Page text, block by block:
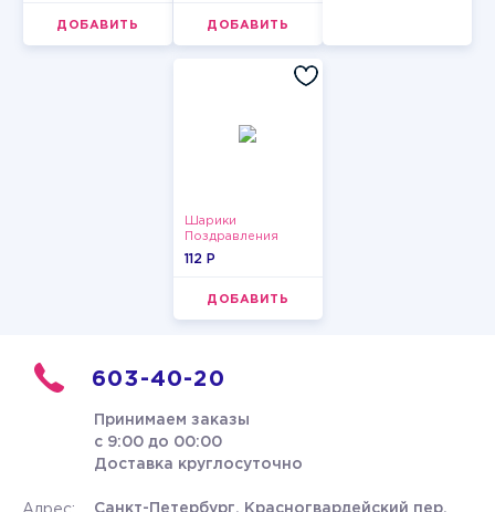
ДОБАВИТЬ ДОБАВИТЬ
Шарики
Поздравления
112 P
ДОБАВИТЬ
603-40-20
Принимаем заказы
с 9:00 до 00:00
Доставка круглосуточно
Санкт-Петербург, Красногвардейский пер.